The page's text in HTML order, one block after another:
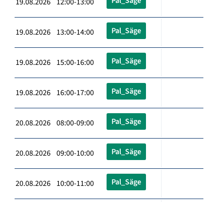
19.08.2026 13:00-14:00 Pal_Säge
19.08.2026 15:00-16:00 Pal_Säge
19.08.2026 16:00-17:00 Pal_Säge
20.08.2026 08:00-09:00 Pal_Säge
20.08.2026 09:00-10:00 Pal_Säge
20.08.2026 10:00-11:00 Pal_Säge